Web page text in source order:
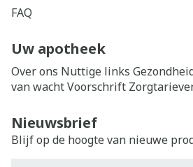
FAQ
Uw apotheek
Over ons Nuttige links
van wachtVoorschrift
Nieuwsbrief
Blijf op de hoogte van nieuwe